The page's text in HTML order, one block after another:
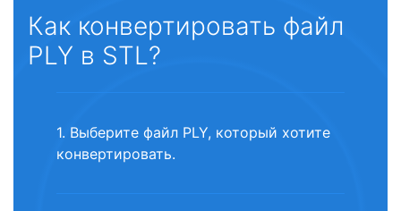
Как конвертировать файл
PLY в STL?
1. Выберите файл PLY, который хотите
конвертировать.